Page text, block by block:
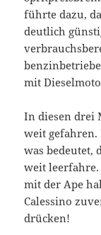
führte dazu,
deutlich
mit
In diesen drei
weit
was bedeutet,
weit leerfahre.
mit der Ape
Calessino
drücken!